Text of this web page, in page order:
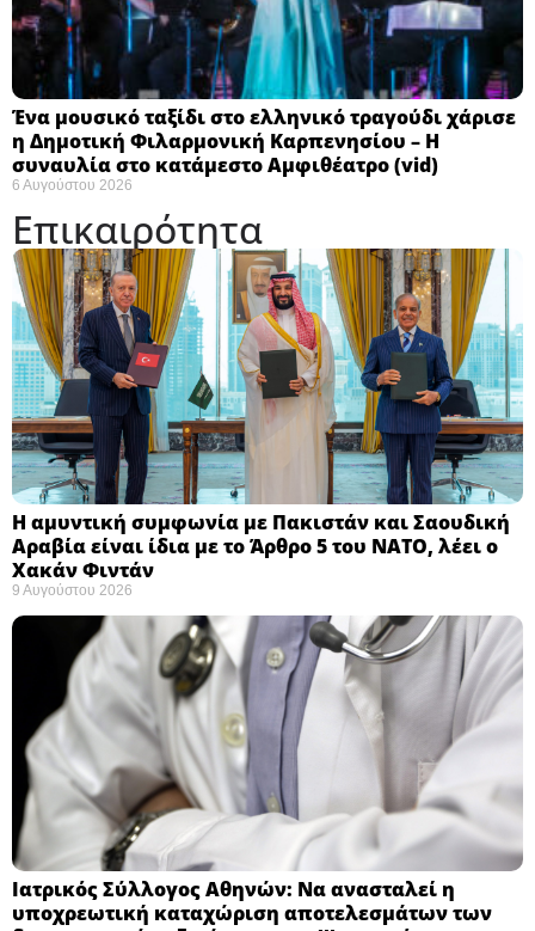
Ένα μουσικό ταξίδι στο ελληνικό τραγούδι χάρισε
η Δημοτική Φιλαρμονική Καρπενησίου – Η
συναυλία στο κατάμεστο Αμφιθέατρο (vid)
6 Αυγούστου 2026
Επικαιρότητα
Η αμυντική συμφωνία με Πακιστάν και Σαουδική
Αραβία είναι ίδια με το Άρθρο 5 του ΝΑΤΟ, λέει ο
Χακάν Φιντάν ​
9 Αυγούστου 2026
Ιατρικός Σύλλογος Αθηνών: Να ανασταλεί η
υποχρεωτική καταχώριση αποτελεσμάτων των